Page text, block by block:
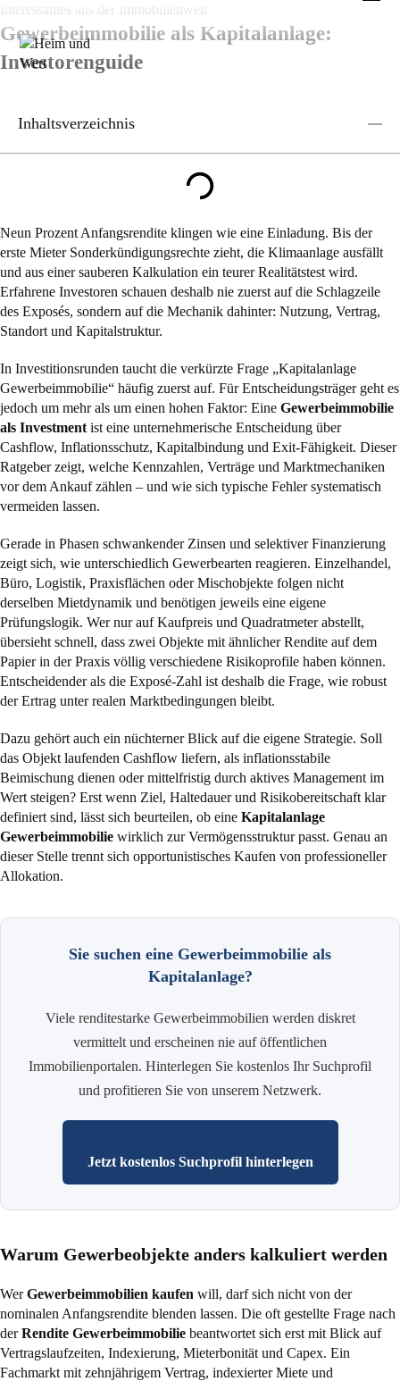
Zum
Inhalt
springen
Interessantes aus der Immobilienwelt
Gewerbeimmobilie als Kapitalanlage:
Investorenguide
Inhaltsverzeichnis
Neun Prozent Anfangsrendite klingen wie eine Einladung. Bis der
erste Mieter Sonderkündigungsrechte zieht, die Klimaanlage ausfällt
und aus einer sauberen Kalkulation ein teurer Realitätstest wird.
Erfahrene Investoren schauen deshalb nie zuerst auf die Schlagzeile
des Exposés, sondern auf die Mechanik dahinter: Nutzung, Vertrag,
Standort und Kapitalstruktur.
In Investitionsrunden taucht die verkürzte Frage „Kapitalanlage
Gewerbeimmobilie“ häufig zuerst auf. Für Entscheidungsträger geht es
jedoch um mehr als um einen hohen Faktor: Eine Gewerbeimmobilie
als Investment ist eine unternehmerische Entscheidung über
Cashflow, Inflationsschutz, Kapitalbindung und Exit-Fähigkeit. Dieser
Ratgeber zeigt, welche Kennzahlen, Verträge und Marktmechaniken
vor dem Ankauf zählen – und wie sich typische Fehler systematisch
vermeiden lassen.
Gerade in Phasen schwankender Zinsen und selektiver Finanzierung
zeigt sich, wie unterschiedlich Gewerbearten reagieren. Einzelhandel,
Büro, Logistik, Praxisflächen oder Mischobjekte folgen nicht
derselben Mietdynamik und benötigen jeweils eine eigene
Prüfungslogik. Wer nur auf Kaufpreis und Quadratmeter abstellt,
übersieht schnell, dass zwei Objekte mit ähnlicher Rendite auf dem
Papier in der Praxis völlig verschiedene Risikoprofile haben können.
Entscheidender als die Exposé-Zahl ist deshalb die Frage, wie robust
der Ertrag unter realen Marktbedingungen bleibt.
Dazu gehört auch ein nüchterner Blick auf die eigene Strategie. Soll
das Objekt laufenden Cashflow liefern, als inflationsstabile
Beimischung dienen oder mittelfristig durch aktives Management im
Wert steigen? Erst wenn Ziel, Haltedauer und Risikobereitschaft klar
definiert sind, lässt sich beurteilen, ob eine Kapitalanlage
Gewerbeimmobilie wirklich zur Vermögensstruktur passt. Genau an
dieser Stelle trennt sich opportunistisches Kaufen von professioneller
Allokation.
Sie suchen eine Gewerbeimmobilie als
Kapitalanlage?
Viele renditestarke Gewerbeimmobilien werden diskret
vermittelt und erscheinen nie auf öffentlichen
Immobilienportalen. Hinterlegen Sie kostenlos Ihr Suchprofil
und profitieren Sie von unserem Netzwerk.
Jetzt kostenlos Suchprofil hinterlegen
Warum Gewerbeobjekte anders kalkuliert werden
WerGewerbeimmobilien kaufen will, darf sich nicht von der
nominalen Anfangsrendite blenden lassen. Die oft gestellte Frage nach
derRendite Gewerbeimmobilie beantwortet sich erst mit Blick auf
Vertragslaufzeiten, Indexierung, Mieterbonität und Capex. Ein
Fachmarkt mit zehnjährigem Vertrag, indexierter Miete und